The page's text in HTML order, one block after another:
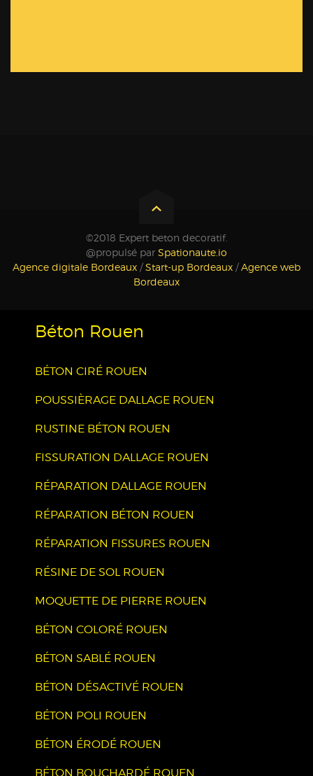
©2018 Expert beton decoratif.
@propulsé par Spationaute.io
Agence digitale Bordeaux /Start-up Bordeaux /Agence web
Bordeaux
Béton Rouen
BÉTON CIRÉ ROUEN
POUSSIÈRAGE DALLAGE ROUEN
RUSTINE BÉTON ROUEN
FISSURATION DALLAGE ROUEN
RÉPARATION DALLAGE ROUEN
RÉPARATION BÉTON ROUEN
RÉPARATION FISSURES ROUEN
RÉSINE DE SOL ROUEN
MOQUETTE DE PIERRE ROUEN
BÉTON COLORÉ ROUEN
BÉTON SABLÉ ROUEN
BÉTON DÉSACTIVÉ ROUEN
BÉTON POLI ROUEN
BÉTON ÉRODÉ ROUEN
BÉTON BOUCHARDÉ ROUEN